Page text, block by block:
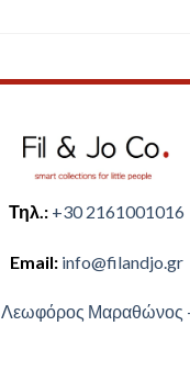
Τηλ.: +30 2161001016
Email: ​info@filandjo.gr
Λεωφόρος Μαραθώνος